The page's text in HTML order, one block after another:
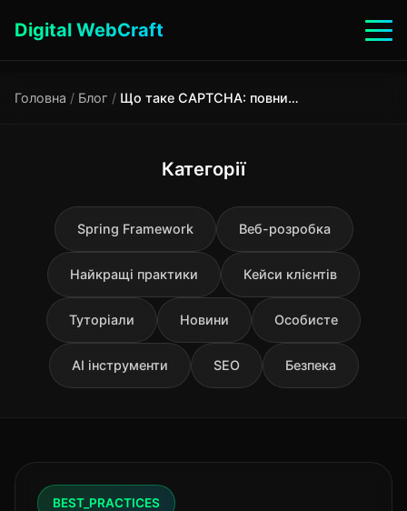
Digital WebCraft
Головна / Блог / Що таке CAPTCHA: повний посібник з захисту від ботів
Категорії
Spring Framework Веб-розробка
Найкращі практики Кейси клієнтів
Туторіали Новини Особисте
AI інструменти SEO Безпека
BEST_PRACTICES